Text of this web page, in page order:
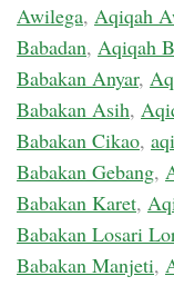
Awilega, Aqiqah
Babadan, Aqiqah
Babakan Anyar,
Babakan Asih,
Babakan Cikao,
Babakan Gebang,
Babakan Karet,
Babakan Losari
Babakan Manjeti,